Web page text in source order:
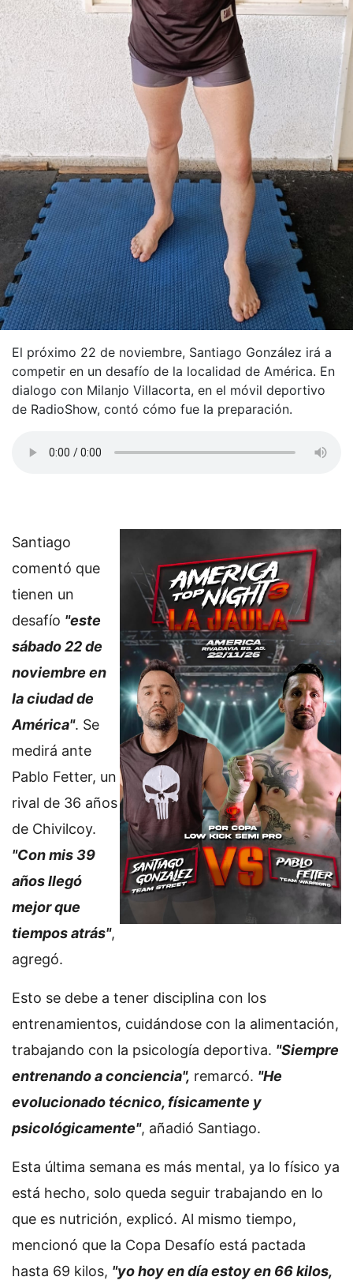
El próximo 22 de noviembre, Santiago González irá a
competir en un desafío de la localidad de América. En
dialogo con Milanjo Villacorta, en el móvil deportivo
de RadioShow, contó cómo fue la preparación.
Santiago
comentó que
tienen un
desafío "este
sábado 22 de
noviembre en
la ciudad de
América". Se
medirá ante
Pablo Fetter, un
rival de 36 años
de Chivilcoy.
"Con mis 39
años llegó
mejor que
tiempos atrás",
agregó.
Esto se debe a tener disciplina con los
entrenamientos, cuidándose con la alimentación,
trabajando con la psicología deportiva. "Siempre
entrenando a conciencia", remarcó. "He
evolucionado técnico, físicamente y
psicológicamente", añadió Santiago.
Esta última semana es más mental, ya lo físico ya
está hecho, solo queda seguir trabajando en lo
que es nutrición, explicó. Al mismo tiempo,
mencionó que la Copa Desafío está pactada
hasta 69 kilos, "yo hoy en día estoy en 66 kilos,